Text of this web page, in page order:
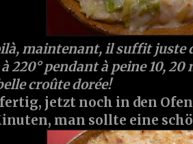
maintenant, il suffit juste
220° pendant à peine 10,
croûte dorée!
jetzt noch in den Ofen
man sollte eine